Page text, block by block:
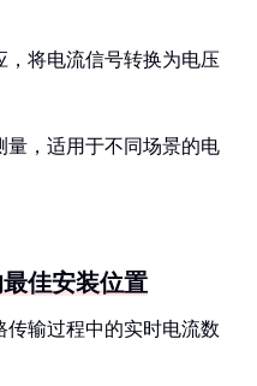
，将电流信号转换为电压
量，适用于不同场景的电
佳安装位置
传输过程中的实时电流数